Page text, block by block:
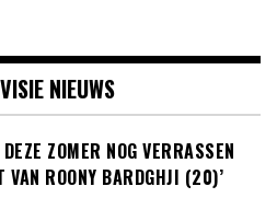
NIEUWS
ZOMER NOG VERRASSEN
VAN ROONY BARDGHJI (20)’